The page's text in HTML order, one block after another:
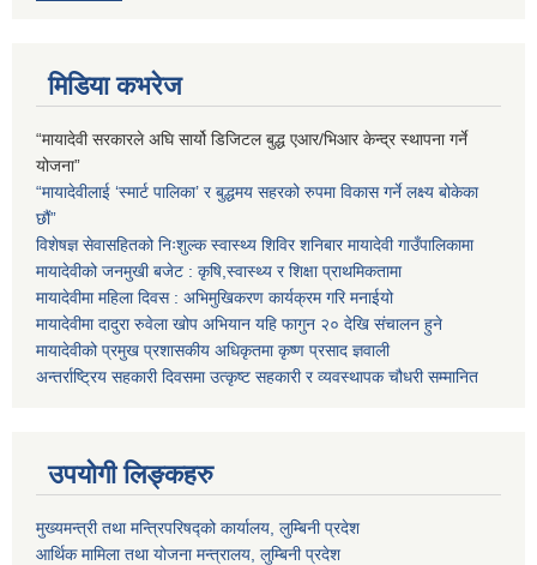
मिडिया कभरेज
“मायादेवी सरकारले अघि सार्यो डिजिटल बुद्ध एआर/भिआर केन्द्र स्थापना गर्ने
योजना”
“मायादेवीलाई ‘स्मार्ट पालिका’ र बुद्धमय सहरको रुपमा विकास गर्ने लक्ष्य बोकेका
छौं”
विशेषज्ञ सेवासहितको निःशुल्क स्वास्थ्य शिविर शनिबार मायादेवी गाउँपालिकामा
मायादेवीको जनमुखी बजेट : कृषि,स्वास्थ्य र शिक्षा प्राथमिकतामा
मायादेवीमा महिला दिवस : अभिमुखिकरण कार्यक्रम गरि मनाईयो
मायादेवीमा दादुरा रुवेला खोप अभियान यहि फागुन २० देखि संचालन हुने
मायादेवीको प्रमुख प्रशासकीय अधिकृतमा कृष्ण प्रसाद ज्ञवाली
अन्तर्राष्ट्रिय सहकारी दिवसमा उत्कृष्ट सहकारी र व्यवस्थापक चौधरी सम्मानित
उपयोगी लिङ्कहरु
मुख्यमन्त्री तथा मन्त्रिपरिषद्को कार्यालय, लुम्बिनी प्रदेश
आर्थिक मामिला तथा योजना मन्त्रालय, लुम्बिनी प्रदेश